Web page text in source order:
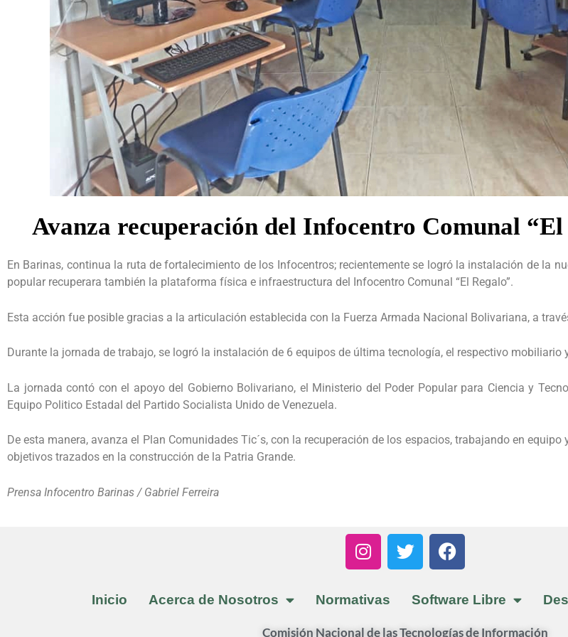
Avanza recuperación del Infocentro Comunal
En Barinas, continua la ruta de fortalecimiento de los Infocentros; recientemente se logró la instalación de la
popular recuperara también la plataforma física e infraestructura del Infocentro Comunal “El Regalo”.
Esta acción fue posible gracias a la articulación establecida con la Fuerza Armada Nacional Bolivariana, a
Durante la jornada de trabajo, se logró la instalación de 6 equipos de última tecnología, el respectivo mobiliario
La jornada contó con el apoyo del Gobierno Bolivariano, el Ministerio del Poder Popular para Ciencia y
Equipo Politico Estadal del Partido Socialista Unido de Venezuela.
De esta manera, avanza el Plan Comunidades Tic´s, con la recuperación de los espacios, trabajando en
objetivos trazados en la construcción de la Patria Grande.
Prensa Infocentro Barinas / Gabriel Ferreira
I
n
t
g
T
w
e
F
a
e
o
Inicio Acerca de Nosotros Normativas Software Libre
Comisión Nacional de las Tecnologías de Información